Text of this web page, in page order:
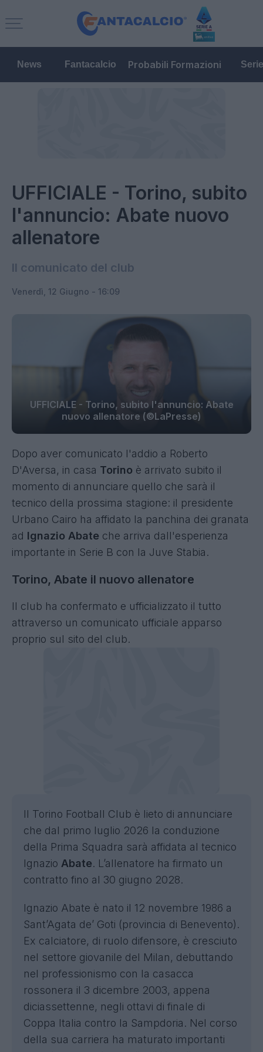
News Fantacalcio Probabili Formazioni
UFFICIALE - Torino, subito
l'annuncio: Abate nuovo
allenatore
Il comunicato del club
Venerdì, 12 Giugno - 16:09
UFFICIALE - Torino, subito l'annuncio: Abate
nuovo allenatore (©LaPresse)
Dopo aver comunicato l'addio a Roberto
D'Aversa, in casa Torino è arrivato subito il
momento di annunciare quello che sarà il
tecnico della prossima stagione: il presidente
Urbano Cairo ha affidato la panchina dei granata
ad Ignazio Abate che arriva dall'esperienza
importante in Serie B con la Juve Stabia.
Torino, Abate il nuovo allenatore
Il club ha confermato e ufficializzato il tutto
attraverso un comunicato ufficiale apparso
proprio sul sito del club.
Il Torino Football Club è lieto di annunciare
che dal primo luglio 2026 la conduzione
della Prima Squadra sarà affidata al tecnico
Ignazio Abate. L’allenatore ha firmato un
contratto fino al 30 giugno 2028.
Ignazio Abate è nato il 12 novembre 1986 a
Sant’Agata de’ Goti (provincia di Benevento).
Ex calciatore, di ruolo difensore, è cresciuto
nel settore giovanile del Milan, debuttando
nel professionismo con la casacca
rossonera il 3 dicembre 2003, appena
diciassettenne, negli ottavi di finale di
Coppa Italia contro la Sampdoria. Nel corso
della sua carriera ha maturato importanti